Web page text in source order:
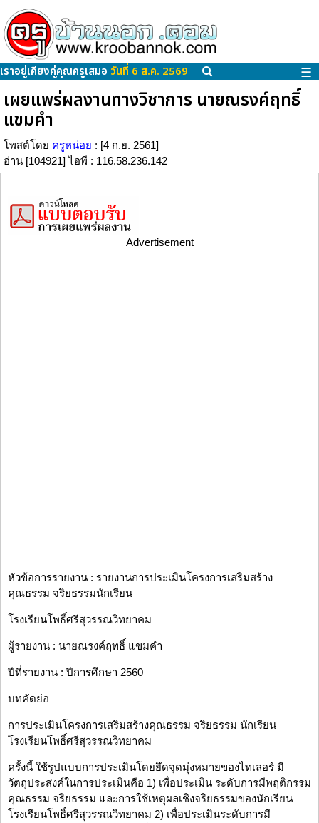
เราอยู่เคียงคู่คุณครูเสมอ วันที่ 6 ส.ค. 2569 ☰
เผยแพร่ผลงานทางวิชาการ นายณรงค์ฤทธิ์
แขมคำ
โพสต์โดย ครูหน่อย : [4 ก.ย. 2561]
อ่าน [104921] ไอพี : 116.58.236.142
Advertisement
หัวข้อการรายงาน : รายงานการประเมินโครงการเสริมสร้าง
คุณธรรม จริยธรรมนักเรียน
โรงเรียนโพธิ์ศรีสุวรรณวิทยาคม
ผู้รายงาน : นายณรงค์ฤทธิ์ แขมคำ
ปีที่รายงาน : ปีการศึกษา 2560
บทคัดย่อ
การประเมินโครงการเสริมสร้างคุณธรรม จริยธรรม นักเรียน
โรงเรียนโพธิ์ศรีสุวรรณวิทยาคม
ครั้งนี้ ใช้รูปแบบการประเมินโดยยึดจุดมุ่งหมายของไทเลอร์ มี
วัตถุประสงค์ในการประเมินคือ 1) เพื่อประเมิน ระดับการมีพฤติกรรม
คุณธรรม จริยธรรม และการใช้เหตุผลเชิงจริยธรรมของนักเรียน
โรงเรียนโพธิ์ศรีสุวรรณวิทยาคม 2) เพื่อประเมินระดับการมี